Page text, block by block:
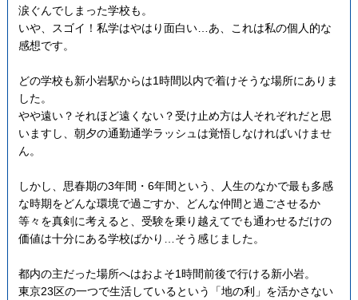
涙ぐんでしまった学校も。
いや、スゴイ！私学はやはり面白い…あ、これは私の個人的な
感想です。
どの学校も新小岩駅からは1時間以内で着けそうな場所にありま
した。
やや遠い？それほど遠くない？受け止め方は人それぞれだと思
いますし、朝夕の通勤通学ラッシュは覚悟しなければいけませ
ん。
しかし、思春期の3年間・6年間という、人生のなかで最も多感
な時期をどんな環境で過ごすか、どんな仲間と過ごさせるか
等々を真剣に考えると、受験を乗り越えてでも通わせるだけの
価値は十分にある学校ばかり…そう感じました。
都内の主だった場所へはおよそ1時間前後で行ける新小岩。
東京23区の一つで生活しているという「地の利」を活かさない